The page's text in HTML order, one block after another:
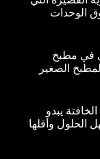
الوحدات
في مطبخ
الصغير
يبدو
الحلول وأقلها